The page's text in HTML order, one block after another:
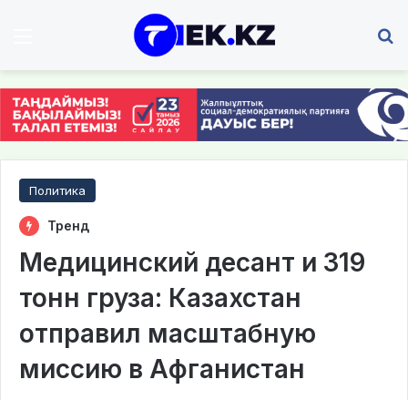
Политика
Тренд
Медицинский десант и 319
тонн груза: Казахстан
отправил масштабную
миссию в Афганистан